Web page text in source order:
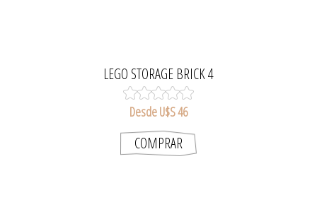
LEGO STORAGE BRICK 4
Desde U$S 46